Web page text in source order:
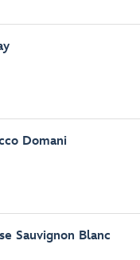
Domani
Sauvignon Blanc